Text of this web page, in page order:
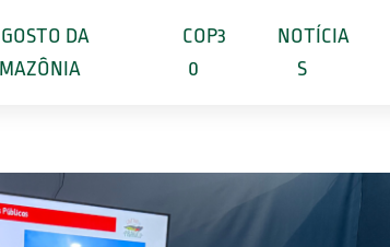
GOSTO DA
COP3
0
NOTÍCIA
S